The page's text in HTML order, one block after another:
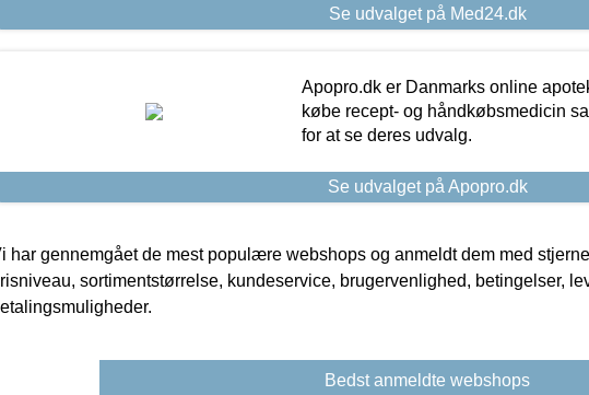
Se udvalget på Med24.dk
Apopro.dk er Danmarks online
købe recept- og håndkøbsmedicin
for at se deres udvalg.
Se udvalget på Apopro.dk
har gennemgået de mest populære webshops og anmeldt dem med
sortimentstørrelse, kundeservice, brugervenlighed, betingelser,
Bedst anmeldte webshops